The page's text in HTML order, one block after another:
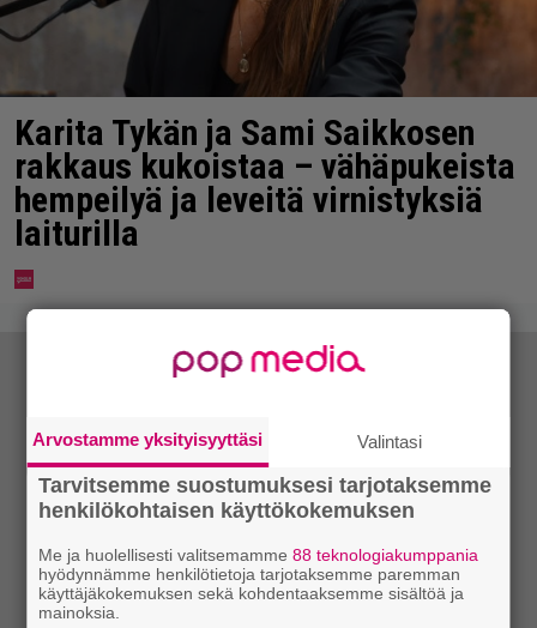
Karita Tykän ja Sami Saikkosen
rakkaus kukoistaa – vähäpukeista
hempeilyä ja leveitä virnistyksiä
laiturilla
Arvostamme yksityisyyttäsi Valintasi
Tarvitsemme suostumuksesi tarjotaksemme
henkilökohtaisen käyttökokemuksen
Me ja huolellisesti valitsemamme88 teknologiakumppania
hyödynnämme henkilötietoja tarjotaksemme paremman
käyttäjäkokemuksen sekä kohdentaaksemme sisältöä ja
mainoksia.